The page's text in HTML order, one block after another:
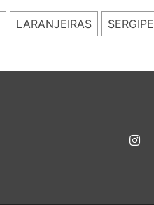
LARANJEIRAS SERGIPE